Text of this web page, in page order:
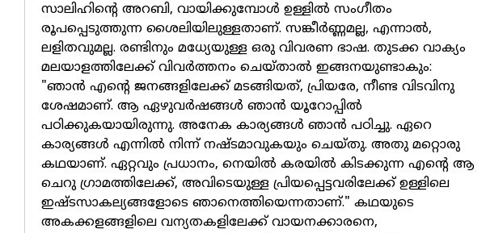
സാലിഹിന്റെ അറബി, വായിക്കുമ്പോൾ ഉള്ളിൽ സംഗീതം
രൂപപ്പെടുത്തുന്ന ശൈലിയിലുള്ളതാണ്. സങ്കീർണ്ണമല്ല, എന്നാൽ,
ലളിതവുമല്ല. രണ്ടിനും മധ്യേയുള്ള ഒരു വിവരണ ഭാഷ. തുടക്ക വാക്യം
മലയാളത്തിലേക്ക് വിവർത്തനം ചെയ്‌താൽ ഇങ്ങനയുണ്ടാകും:
"ഞാൻ എന്റെ ജനങ്ങളിലേക്ക് മടങ്ങിയത്, പ്രിയരേ, നീണ്ട വിടവിനു
ശേഷമാണ്. ആ ഏഴുവർഷങ്ങൾ ഞാൻ യൂറോപ്പിൽ
പഠിക്കുകയായിരുന്നു. അനേക കാര്യങ്ങൾ ഞാൻ പഠിച്ചു. ഏറെ
കാര്യങ്ങൾ എന്നിൽ നിന്ന് നഷ്ടമാവുകയും ചെയ്തു. അതു മറ്റൊരു
കഥയാണ്. ഏറ്റവും പ്രധാനം, നെയിൽ കരയിൽ കിടക്കുന്ന എന്റെ ആ
ചെറു ഗ്രാമത്തിലേക്ക്, അവിടെയുള്ള പ്രിയപ്പെട്ടവരിലേക്ക് ഉള്ളിലെ
ഇഷ്ടസാകല്യങ്ങളോടെ ഞാനെത്തിയെന്നതാണ്." കഥയുടെ
അകക്കളങ്ങളിലെ വന്യതകളിലേക്ക് വായനക്കാരനെ,